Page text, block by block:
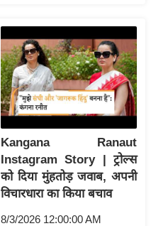
Kangana Ranaut
Instagram Story | ट्रोल्स
को दिया मुंहतोड़ जवाब, अपनी
विचारधारा का किया बचाव
8/3/2026 12:00:00 AM